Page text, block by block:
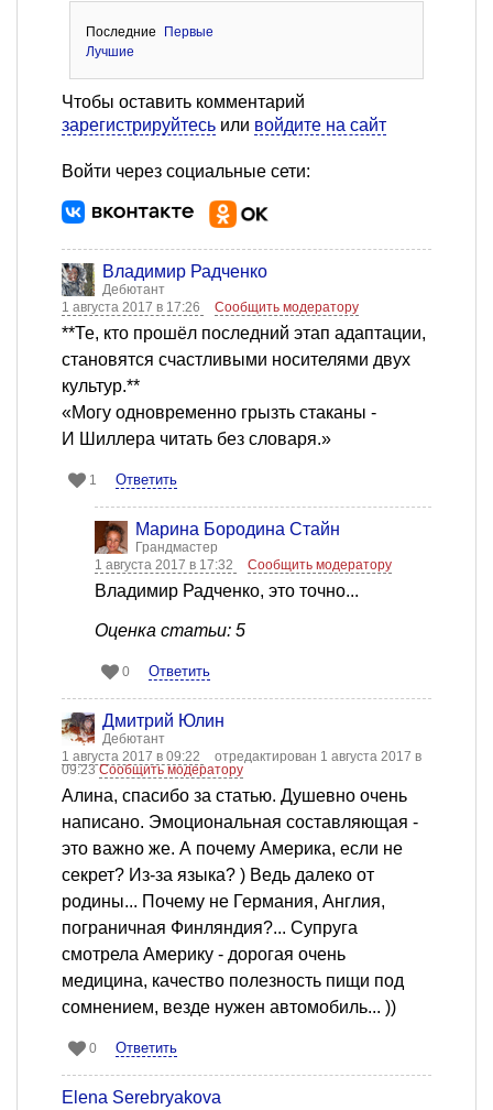
Последние
Первые
Лучшие
Чтобы оставить комментарий
зарегистрируйтесь или войдите на сайт
Войти через социальные сети:
Владимир Радченко
Дебютант
1 августа 2017 в 17:26
Сообщить модератору
**Те, кто прошёл последний этап адаптации,
становятся счастливыми носителями двух
культур.**
«Могу одновременно грызть стаканы -
И Шиллера читать без словаря.»
1 Ответить
Марина Бородина Стайн
Грандмастер
1 августа 2017 в 17:32
Сообщить модератору
Владимир Радченко, это точно...
Оценка статьи: 5
0 Ответить
Дмитрий Юлин
Дебютант
1 августа 2017 в 09:22
отредактирован 1 августа 2017 в
09:23Сообщить модератору
Алина, спасибо за статью. Душевно очень
написано. Эмоциональная составляющая -
это важно же. А почему Америка, если не
секрет? Из-за языка? ) Ведь далеко от
родины... Почему не Германия, Англия,
пограничная Финляндия?... Супруга
смотрела Америку - дорогая очень
медицина, качество полезность пищи под
сомнением, везде нужен автомобиль... ))
0 Ответить
Elena Serebryakova